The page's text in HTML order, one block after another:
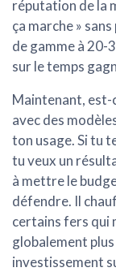
réputation de la
ça marche »
de gamme à
sur le temps
Maintenant, est-
avec des
ton usage. Si tu
tu veux un
à mettre le
défendre. Il
certains fers qui
globalement
investissement